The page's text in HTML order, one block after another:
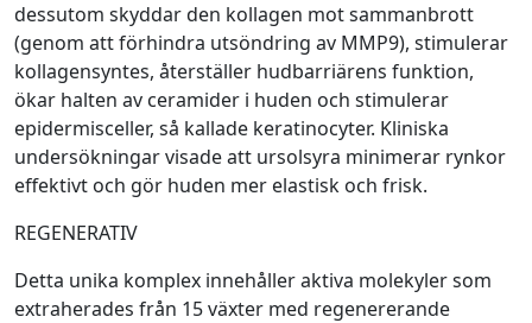
dessutom skyddar den kollagen mot sammanbrott
(genom att förhindra utsöndring av MMP9), stimulerar
kollagensyntes, återställer hudbarriärens funktion,
ökar halten av ceramider i huden och stimulerar
epidermisceller, så kallade keratinocyter. Kliniska
undersökningar visade att ursolsyra minimerar rynkor
effektivt och gör huden mer elastisk och frisk.
REGENERATIV
Detta unika komplex innehåller aktiva molekyler som
extraherades från 15 växter med regenererande